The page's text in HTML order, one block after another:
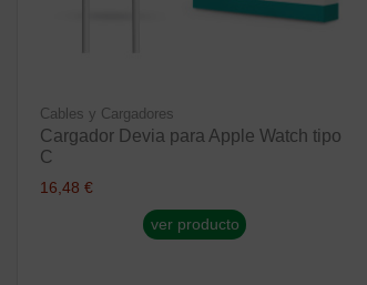
Cables y Cargadores
Cargador Devia para Apple Watch tipo
C
16,48 €
ver producto